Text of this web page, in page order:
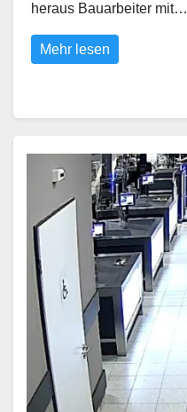
heraus Bauarbeiter mit…
Mehr lesen